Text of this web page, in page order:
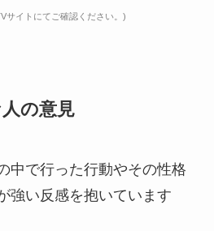
サイトにてご確認ください。)
人の意見
中で行った行動やその性格
強い反感を抱いています